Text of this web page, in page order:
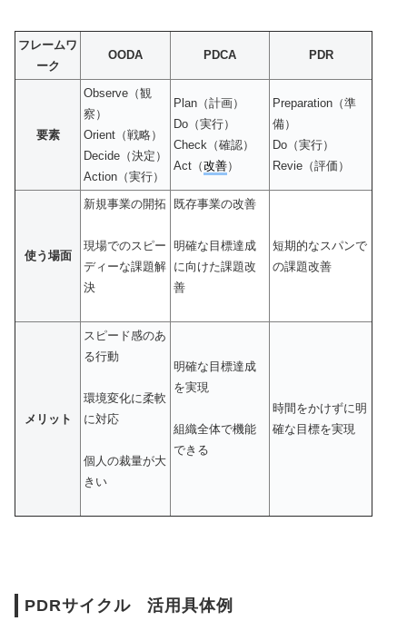
フレームワ
ーク
OODA PDCA PDR
要素
Observe（観
察）
Orient（戦略）
Decide（決定）
Action（実行）
Plan（計画）
Do（実行）
Check（確認）
Act（改善）
Preparation（準
備）
Do（実行）
Revie（評価）
使う場面
新規事業の開拓
現場でのスピー
ディーな課題解
決
既存事業の改善
明確な目標達成
に向けた課題改
善
短期的なスパンで
の課題改善
メリット
スピード感のあ
る行動
環境変化に柔軟
に対応
個人の裁量が大
きい
明確な目標達成
を実現
組織全体で機能
できる
時間をかけずに明
確な目標を実現
PDRサイクル 活用具体例